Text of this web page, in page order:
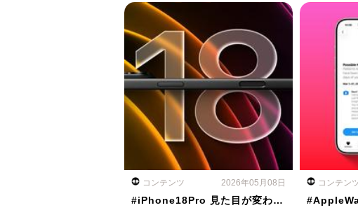
コンテンツ 2026年05月08日
#iPhone18Pro 見た目が変わ…
コンテン